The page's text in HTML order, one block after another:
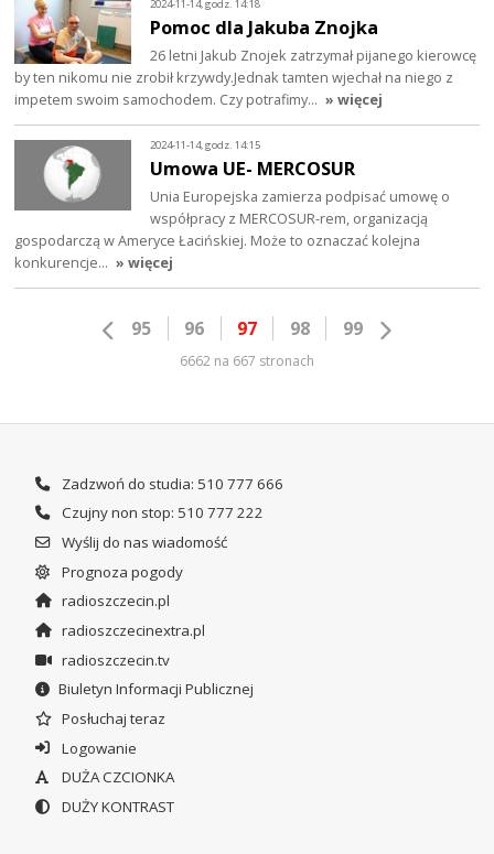
2024-11-14, godz. 14:18
Pomoc dla Jakuba Znojka
26 letni Jakub Znojek zatrzymał pijanego kierowcę
by ten nikomu nie zrobił krzywdy.Jednak tamten wjechał na niego z
impetem swoim samochodem. Czy potrafimy… » więcej
2024-11-14, godz. 14:15
Umowa UE- MERCOSUR
Unia Europejska zamierza podpisać umowę o
współpracy z MERCOSUR-rem, organizacją
gospodarczą w Ameryce Łacińskiej. Może to oznaczać kolejna
konkurencje… » więcej
95 96 97 98 99
6662 na 667 stronach
Zadzwoń do studia: 510 777 666
Czujny non stop: 510 777 222
Wyślij do nas wiadomość
Prognoza pogody
radioszczecin.pl
radioszczecinextra.pl
radioszczecin.tv
Biuletyn Informacji Publicznej
Posłuchaj teraz
Logowanie
DUŻA CZCIONKA
DUŻY KONTRAST